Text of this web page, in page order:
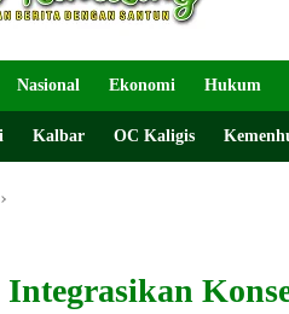
Nasional Ekonomi Hukum
Kalbar OC Kaligis